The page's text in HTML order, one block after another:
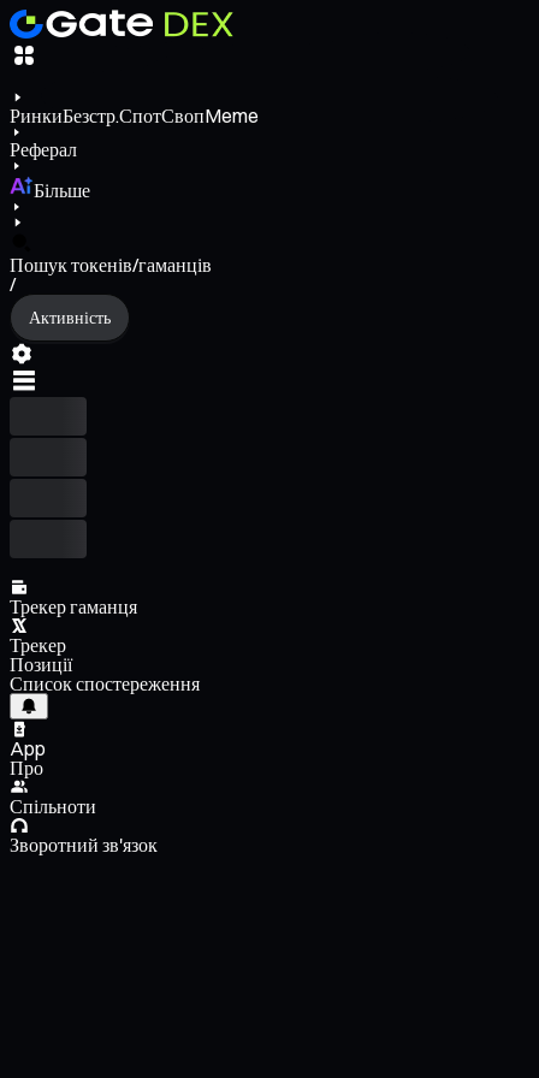
РинкиБезстр.СпотСвопMeme
Реферал
Більше
Пошук токенів/гаманців
/
Активність
Трекер гаманця
Трекер
Позиції
Список спостереження
App
Про
Спільноти
Зворотний зв'язок